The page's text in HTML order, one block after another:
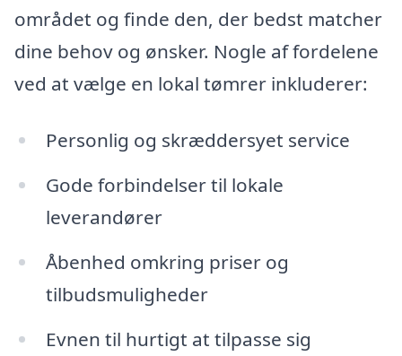
området og finde den, der bedst matcher
dine behov og ønsker. Nogle af fordelene
ved at vælge en lokal tømrer inkluderer:
Personlig og skræddersyet service
Gode forbindelser til lokale
leverandører
Åbenhed omkring priser og
tilbudsmuligheder
Evnen til hurtigt at tilpasse sig